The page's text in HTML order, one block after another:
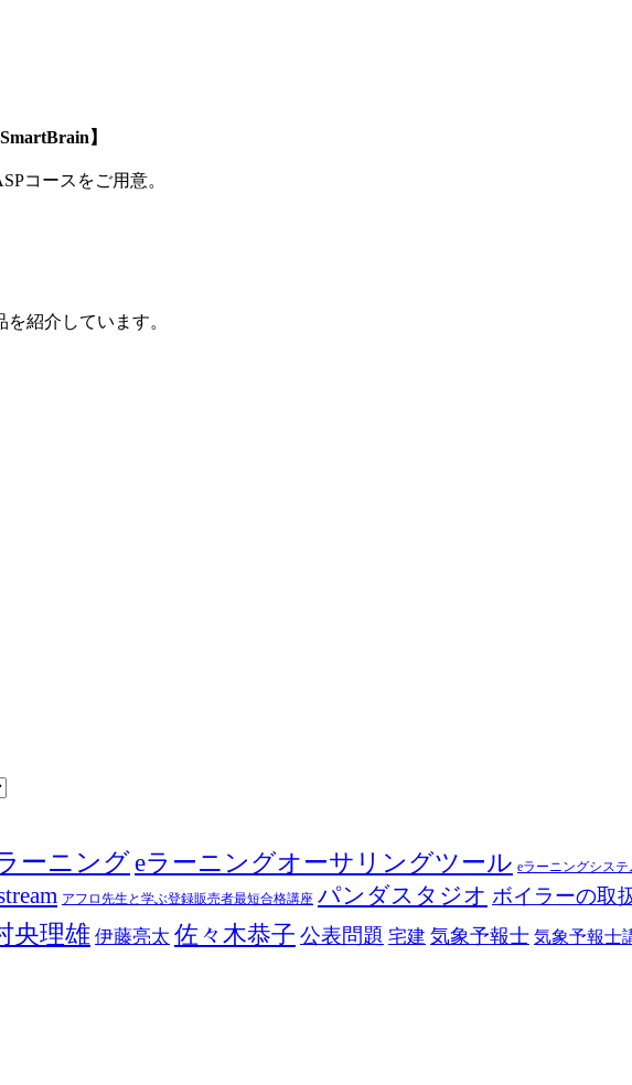
】
コースをご用意。
紹介しています。
ーニング eラーニングオーサリングツール eラーニングシステ
アフロ先生と学ぶ登録販売者最短合格講座 パンダスタジオ ボイラーの取
央理雄伊藤亮太 佐々木恭子 公表問題 宅建 気象予報士 気象予報士